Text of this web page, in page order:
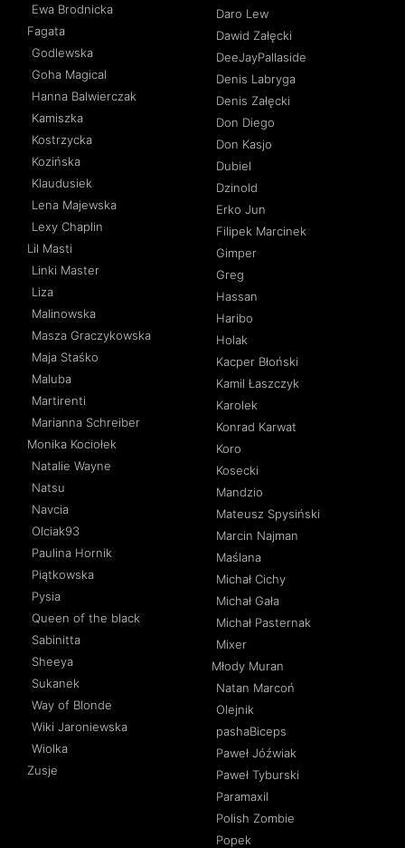
Ewa Brodnicka
Fagata
Godlewska
Goha Magical
Hanna Balwierczak
Kamiszka
Kostrzycka
Kozińska
Klaudusiek
Lena Majewska
Lexy Chaplin
Lil Masti
Linki Master
Liza
Malinowska
Masza Graczykowska
Maja Staśko
Maluba
Martirenti
Marianna Schreiber
Monika Kociołek
Natalie Wayne
Natsu
Navcia
Olciak93
Paulina Hornik
Piątkowska
Pysia
Queen of the black
Sabinitta
Sheeya
Sukanek
Way of Blonde
Wiki Jaroniewska
Wiolka
Zusje
Daro Lew
Dawid Załęcki
DeeJayPallaside
Denis Labryga
Denis Załęcki
Don Diego
Don Kasjo
Dubiel
Dzinold
Erko Jun
Filipek Marcinek
Gimper
Greg
Hassan
Haribo
Holak
Kacper Błoński
Kamil Łaszczyk
Karolek
Konrad Karwat
Koro
Kosecki
Mandzio
Mateusz Spysiński
Marcin Najman
Maślana
Michał Cichy
Michał Gała
Michał Pasternak
Mixer
Młody Muran
Natan Marcoń
Olejnik
pashaBiceps
Paweł Jóźwiak
Paweł Tyburski
Paramaxil
Polish Zombie
Popek